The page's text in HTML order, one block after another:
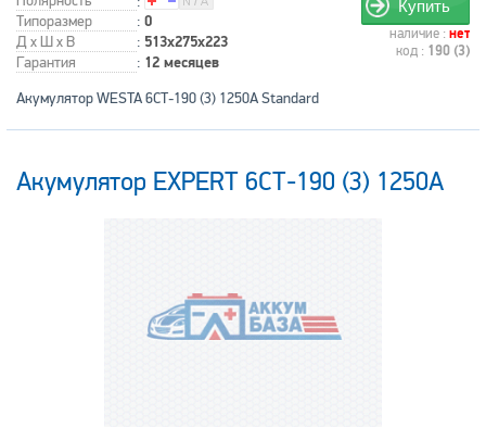
Типоразмер
: 0
Д x Ш x В : 513x275x223
Гарантия : 12 месяцев
Купить
наличие : нет
код : 190 (3)
Акумулятор WESTA 6СТ-190 (3) 1250A Standard
Акумулятор EXPERT 6СТ-190 (3) 1250А